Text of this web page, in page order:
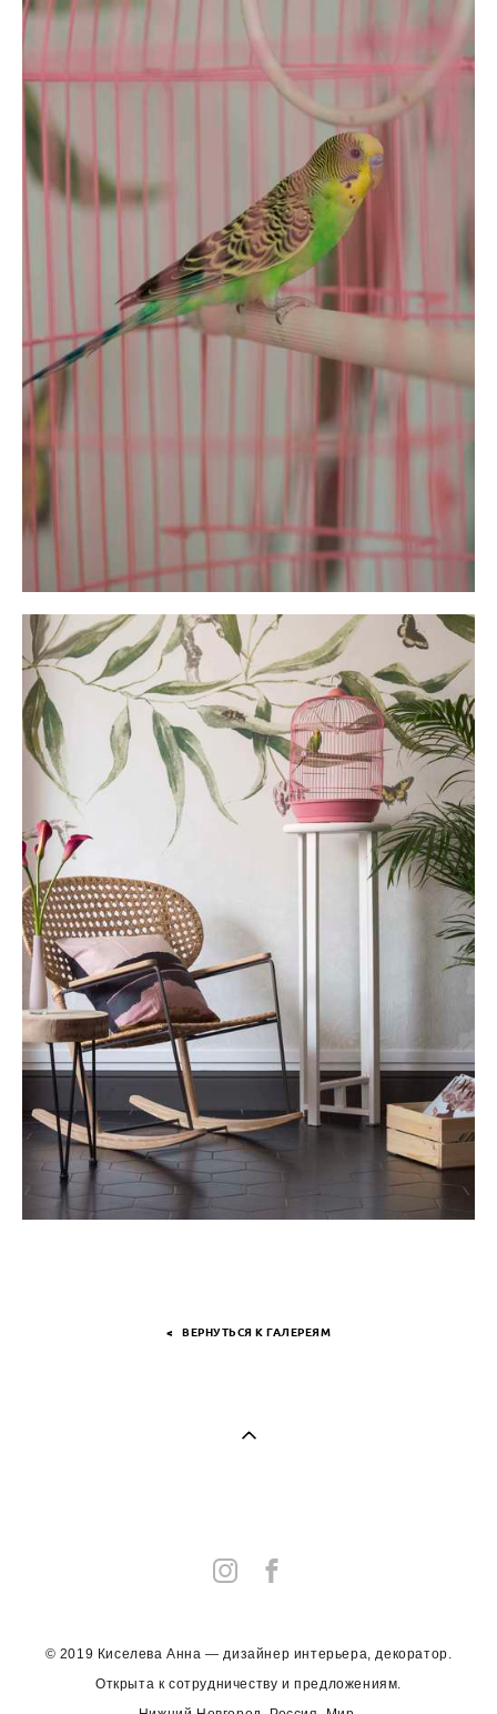
< ВЕРНУТЬСЯ К ГАЛЕРЕЯМ
© 2019 Киселева Анна — дизайнер интерьера, декоратор.
Открыта к сотрудничеству и предложениям.